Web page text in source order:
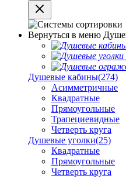
Вернуться в меню
Душевые кабины(274)
Асимметричные
Квадратные
Прямоугольные
Трапециевидные
Четверть круга
Душевые уголки(25)
Квадратные
Прямоугольные
Четверть круга